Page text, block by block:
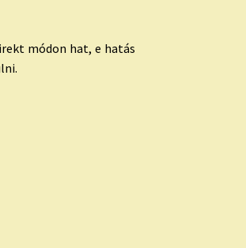
módon hat, e hatás